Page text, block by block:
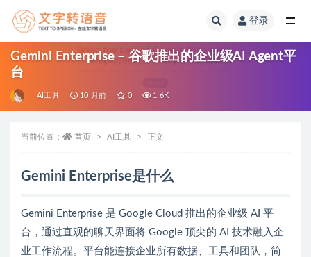
登录
Gemini Enterprise – 谷歌推出的企业级AI Agent平
台
AI工具 10 月前 0 1.6K
当前位置： 首页 AI工具 正文
Gemini Enterprise是什么
Gemini Enterprise 是 Google Cloud 推出的企业级 AI 平
台，通过直观的聊天界面将 Google 顶尖的 AI 技术融入企
业工作流程。平台能连接企业所有数据、工具和团队，简